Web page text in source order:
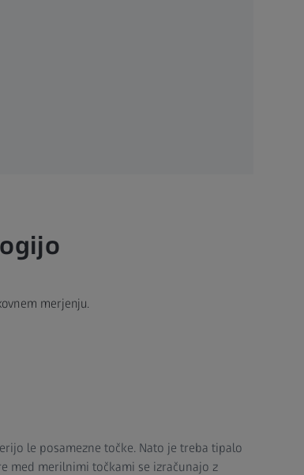
merjenju.
le posamezne točke. Nato je treba tipalo
med merilnimi točkami se izračunajo z